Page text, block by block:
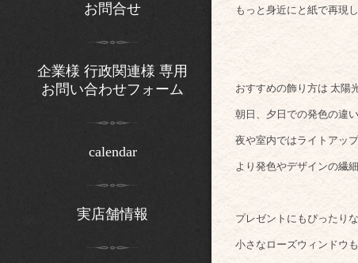
もっと身近にと紙で再現
おすすめの飾り方は 太陽
朝日、夕日での発色の違
夜や室内ではライトアッ
より発色やデザインの繊
プレゼントにもぴったり
小さなローズウィンドウ
お問合せ
企業様 行政関連様 専用
お問い合わせフォーム
calendar
実店舗情報